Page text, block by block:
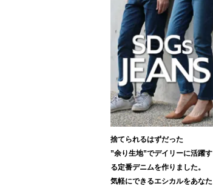
捨てられるはずだった
”余り生地”でデイリーに活躍す
る定番デニムを作りました。
気軽にできるエシカルをあなた